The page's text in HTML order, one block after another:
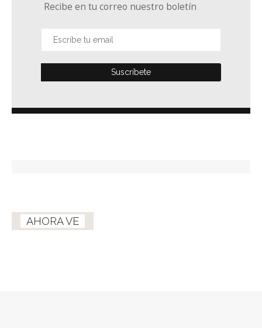
Recibe en tu correo nuestro boletín
AHORA VE